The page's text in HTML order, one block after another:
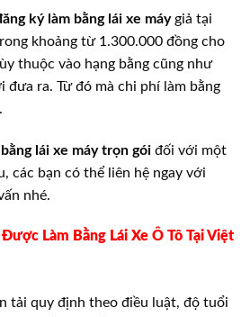
ký làm bằng lái xe máy giả tại
khoảng từ 1.300.000 đồng cho
thuộc vào hạng bằng cũng như
đưa ra. Từ đó mà chi phí làm bằng
bằng lái xe máy trọn gói đối với một
các bạn có thể liên hệ ngay với
nhé.
Làm Bằng Lái Xe Ô Tô Tại Việt
tải quy định theo điều luật, độ tuổi